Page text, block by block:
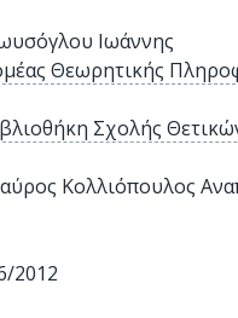
Ιωάννης
Θεωρητικής
Σχολής
Κολλιόπουλος
2012